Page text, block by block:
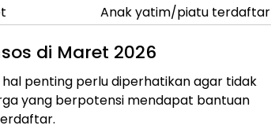
Anak yatim/piatu terdaftar
di Maret 2026
penting perlu diperhatikan agar tidak
yang berpotensi mendapat bantuan